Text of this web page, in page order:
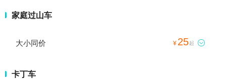
家庭过山车
大小同价 ¥ 25起 
卡丁车